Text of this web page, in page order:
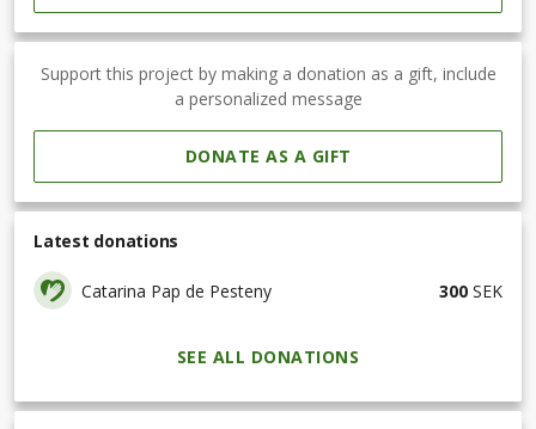
Support this project by making a donation as a gift, include
a personalized message
DONATE AS A GIFT
Latest donations
Catarina Pap de Pesteny 300 SEK
SEE ALL DONATIONS